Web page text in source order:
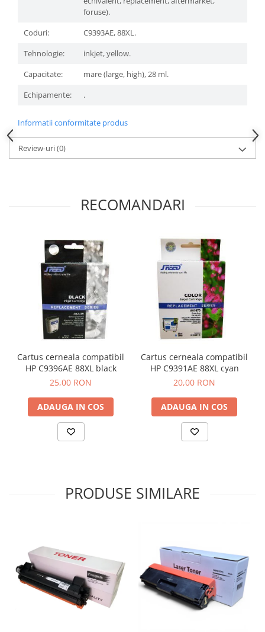
foruse).
Coduri:
C9393AE, 88XL.
Tehnologie:
inkjet, yellow.
Capacitate:
mare (large, high), 28 ml.
Echipamente:
.
Informatii conformitate produs
Review-uri(0)
RECOMANDARI
Cartus cerneala compatibil
HP C9396AE 88XL black
25,00 RON
ADAUGA IN COS
Cartus cerneala compatibil
HP C9391AE 88XL cyan
20,00 RON
ADAUGA IN COS
PRODUSE SIMILARE